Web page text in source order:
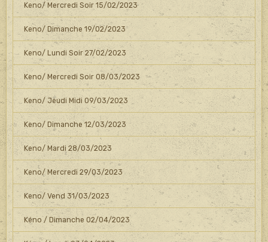
Keno/ Mercredi Soir 15/02/2023
Keno/ Dimanche 19/02/2023
Keno/ Lundi Soir 27/02/2023
Keno/ Mercredi Soir 08/03/2023
Keno/ Jeudi Midi 09/03/2023
Keno/ Dimanche 12/03/2023
Keno/ Mardi 28/03/2023
Keno/ Mercredi 29/03/2023
Keno/ Vend 31/03/2023
Kéno / Dimanche 02/04/2023